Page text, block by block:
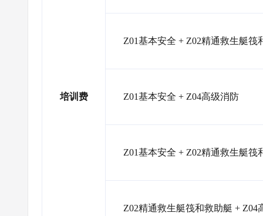
培训费
Z01基本安全 + Z02精通救生艇筏
Z01基本安全 + Z04高级消防
Z01基本安全 + Z02精通救生艇筏
Z02精通救生艇筏和救助艇 + Z04